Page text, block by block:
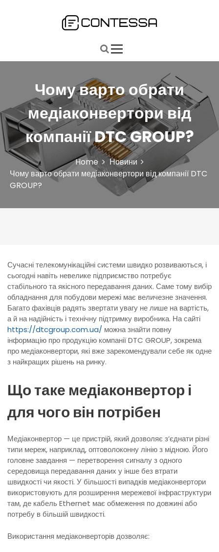
e
n
t
Чому варто обрати
медіаконвертори від
компанії DTC GROUP?
Home
Новини
Чому варто обрати медіаконвертори від компанії DTC
GROUP?
Сучасні телекомунікаційні системи швидко розвиваються, і
сьогодні навіть невелике підприємство потребує
стабільного та якісного передавання даних. Саме тому вибір
обладнання для побудови мережі має величезне значення.
Багато фахівців радять звертати увагу не лише на вартість,
а й на надійність і технічну підтримку виробника. На сайті
https://dtcgroup.com.ua/ можна знайти повну
інформацію про продукцію компанії DTC GROUP, зокрема
про медіаконвертори, які вже зарекомендували себе як одне
з найкращих рішень на ринку.
Що таке медіаконвертор і
для чого він потрібен
Медіаконвертор — це пристрій, який дозволяє з’єднати різні
типи мереж, наприклад, оптоволоконну лінію з мідною. Його
головне завдання — перетворення сигналу з одного
середовища передавання даних у інше без втрати
швидкості чи якості. У більшості випадків медіаконвертори
використовують для розширення мережевої інфраструктури
там, де кабель Ethernet має обмеження по довжині або
потребу в більшій швидкості.
Використання медіаконверторів дозволяє: